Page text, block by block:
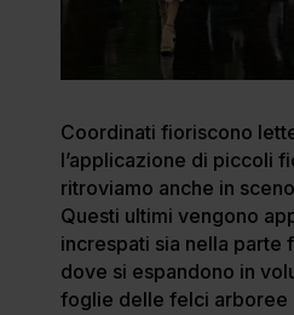
Coordinati fioriscono
l’applicazione di piccoli
ritroviamo anche in
Questi ultimi vengono
increspati sia nella parte
dove si espandono in
foglie delle felci arboree